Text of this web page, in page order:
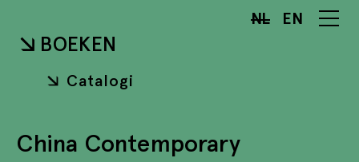
NL EN
BOEKEN
Catalogi
China Contemporary